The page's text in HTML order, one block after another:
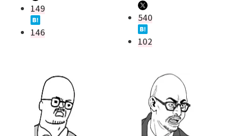
149
146
540
102